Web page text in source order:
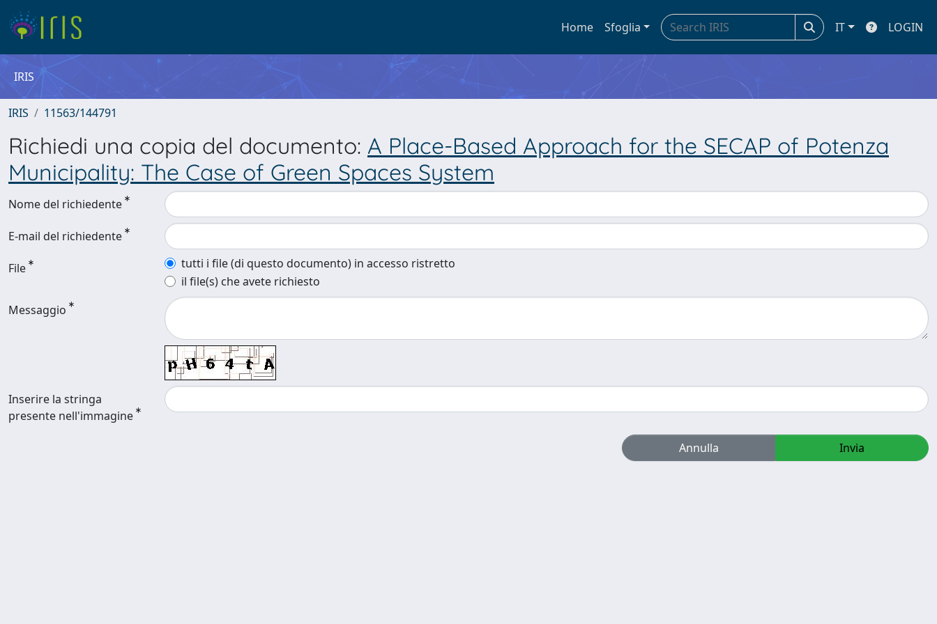
Home Sfoglia IT LOGIN
IRIS
IRIS 11563/144791
Richiedi una copia del documento: A Place-Based Approach for the SECAP of Potenza
Municipality: The Case of Green Spaces System
Nome del richiedente
E-mail del richiedente
File
tutti i file (di questo documento) in accesso ristretto
il file(s) che avete richiesto
Messaggio
Inserire la stringa
presente nell'immagine
Annulla Invia